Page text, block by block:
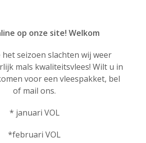
op onze site! Welkom
het seizoen slachten wij weer
mals kwaliteitsvlees! Wilt u in
voor een vleespakket, bel
of mail ons.
* januari VOL
*februari VOL